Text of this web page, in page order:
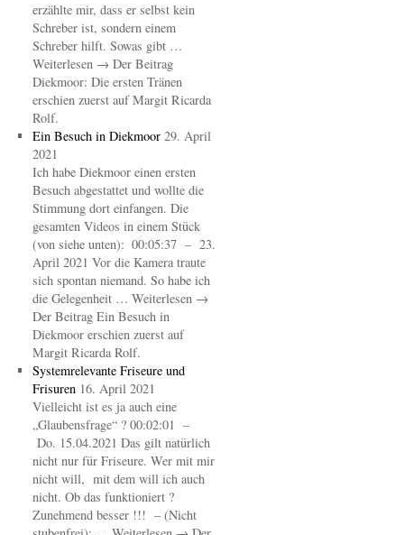
erzählte mir, dass er selbst kein
Schreber ist, sondern einem
Schreber hilft. Sowas gibt …
Weiterlesen → Der Beitrag
Diekmoor: Die ersten Tränen
erschien zuerst auf Margit Ricarda
Rolf.
Ein Besuch in Diekmoor 29. April
2021
Ich habe Diekmoor einen ersten
Besuch abgestattet und wollte die
Stimmung dort einfangen. Die
gesamten Videos in einem Stück
(von siehe unten): 00:05:37 – 23.
April 2021 Vor die Kamera traute
sich spontan niemand. So habe ich
die Gelegenheit … Weiterlesen →
Der Beitrag Ein Besuch in
Diekmoor erschien zuerst auf
Margit Ricarda Rolf.
Systemrelevante Friseure und
Frisuren 16. April 2021
Vielleicht ist es ja auch eine
„Glaubensfrage“ ? 00:02:01 –
Do. 15.04.2021 Das gilt natürlich
nicht nur für Friseure. Wer mit mir
nicht will, mit dem will ich auch
nicht. Ob das funktioniert ?
Zunehmend besser !!! – (Nicht